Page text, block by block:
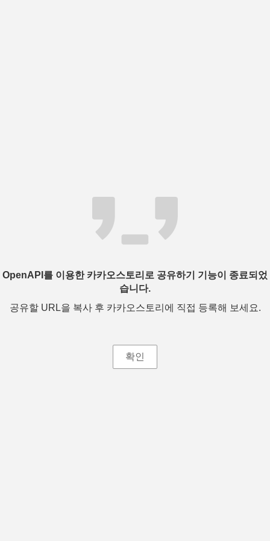
OpenAPI를 이용한 카카오스토리로 공유하기 기능이 종료되었
습니다.
공유할 URL을 복사 후 카카오스토리에 직접 등록해 보세요.
확인